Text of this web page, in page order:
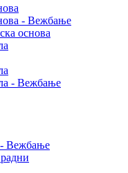
- Вежбање
основа
- Вежбање
- Вежбање